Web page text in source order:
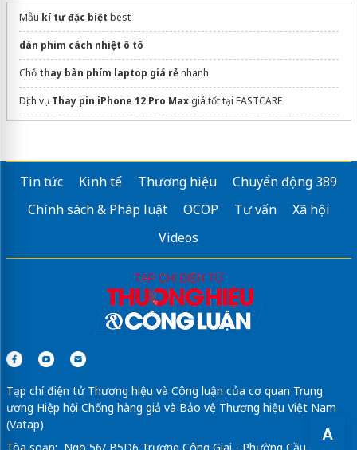
A
Mẫu kí tự đặc biệt best
dán phim cách nhiệt ô tô
Chỗ thay bàn phím laptop giá rẻnhanh
Dịch vụ Thay pin iPhone 12 Pro Maxgiá tốt tại FASTCARE
Tin tức Kinh tế Thương hiệu
Chuyển động 389
Chính sách & Pháp luật
OCOP Tư vấn
Xã hội
Videos
Tạp chí điện tử Thương hiệu và Công luận của cơ quan Trung
ương Hiệp hội Chống hàng giả và Bảo vệ Thương hiệu Việt Nam
(Vatap)